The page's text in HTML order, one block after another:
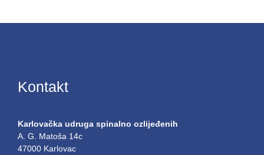
Kontakt
Karlovačka udruga spinalno ozlijeđenih
A. G. Matoša 14c
47000 Karlovac